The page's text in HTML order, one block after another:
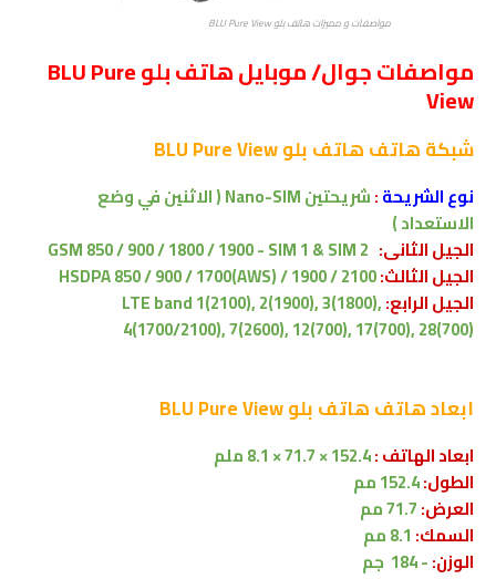
مواصفات و مميزات هاتف بلو BLU Pure View
مواصفات جوال/ موبايل هاتف بلو BLU Pure
View
شبكةهاتف هاتف بلو BLU Pure View
نوع الشريحة:
شريحتين Nano-SIM ( الاثنين في وضع
الاستعداد )
الجيل الثانى: GSM 850 / 900 / 1800 / 1900 - SIM 1 & SIM 2
الجيل الثالث:HSDPA 850 / 900 / 1700(AWS) / 1900 / 2100
الجيل الرابع:LTE band 1(2100), 2(1900), 3(1800),
4(1700/2100), 7(2600), 12(700), 17(700), 28(700)
ابعادهاتف هاتف بلو BLU Pure View
ابعاد الهاتف :152.4 × 71.7 × 8.1 ملم
الطول:152.4 مم
العرض:
السمك: 8.1 مم
الوزن:- 184 جم